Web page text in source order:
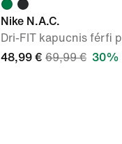
Nike N.A.C.
Dri-FIT kapucnis férfi
48,99 € 69,99 € 30%